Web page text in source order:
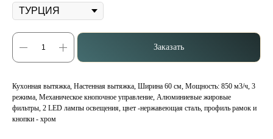
Заказать
Кухонная вытяжка, Настенная вытяжка, Ширина 60 см, Мощность: 850 м3/ч, 3
режима, Механическое кнопочное управление, Алюминиевые жировые
фильтры, 2 LED лампы освещения, цвет -нержавеющая сталь, профиль рамок и
кнопки - хром